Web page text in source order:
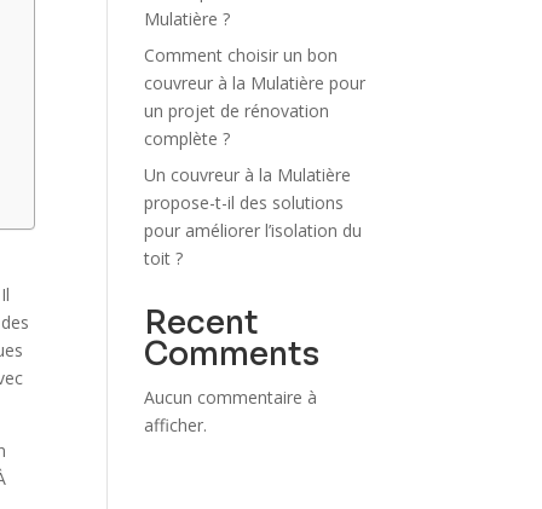
Mulatière ?
Comment choisir un bon
couvreur à la Mulatière pour
un projet de rénovation
complète ?
Un couvreur à la Mulatière
propose-t-il des solutions
pour améliorer l’isolation du
toit ?
Recent
Comments
Aucun commentaire à
afficher.